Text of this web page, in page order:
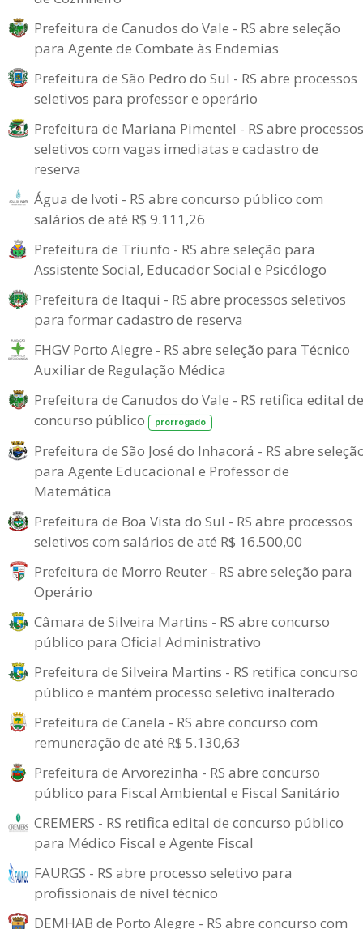
Prefeitura de Canudos do Vale - RS abre seleção
para Agente de Combate às Endemias
Prefeitura de São Pedro do Sul - RS abre processos
seletivos para professor e operário
Prefeitura de Mariana Pimentel - RS abre processos
seletivos com vagas imediatas e cadastro de
reserva
Água de Ivoti - RS abre concurso público com
salários de até R$ 9.111,26
Prefeitura de Triunfo - RS abre seleção para
Assistente Social, Educador Social e Psicólogo
Prefeitura de Itaqui - RS abre processos seletivos
para formar cadastro de reserva
FHGV Porto Alegre - RS abre seleção para Técnico
Auxiliar de Regulação Médica
Prefeitura de Canudos do Vale - RS retifica edital de
concurso público
prorrogado
Prefeitura de São José do Inhacorá - RS abre
para Agente Educacional e Professor de
Matemática
Prefeitura de Boa Vista do Sul - RS abre processos
seletivos com salários de até R$ 16.500,00
Prefeitura de Morro Reuter - RS abre seleção para
Operário
Câmara de Silveira Martins - RS abre concurso
público para Oficial Administrativo
Prefeitura de Silveira Martins - RS retifica concurso
público e mantém processo seletivo inalterado
Prefeitura de Canela - RS abre concurso com
remuneração de até R$ 5.130,63
Prefeitura de Arvorezinha - RS abre concurso
público para Fiscal Ambiental e Fiscal Sanitário
CREMERS - RS retifica edital de concurso público
para Médico Fiscal e Agente Fiscal
FAURGS - RS abre processo seletivo para
profissionais de nível técnico
DEMHAB de Porto Alegre - RS abre concurso com